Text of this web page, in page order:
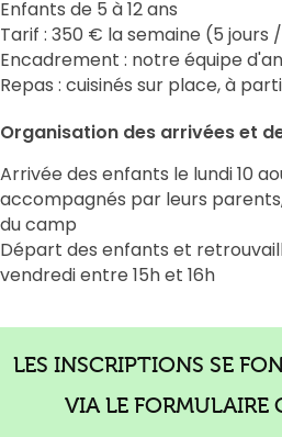
Enfants de 5 à 12 ans
Tarif : 350 € la semaine (5 jours
Encadrement : notre équipe
Repas : cuisinés sur place, à
Organisation des arrivées et
Arrivée des enfants le lundi 10
accompagnés par leurs
du camp
Départ des enfants et
vendredi entre 15h et 16h
LES INSCRIPTIONS SE
VIA LE FORMULAIRE